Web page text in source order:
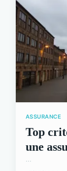
ASSURANCE
Top
une
...